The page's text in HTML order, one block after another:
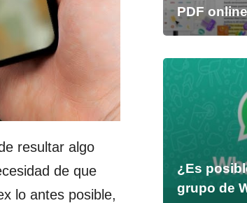
resultar algo
de que
lo antes posible,
PDF online
¿Es
grupo de